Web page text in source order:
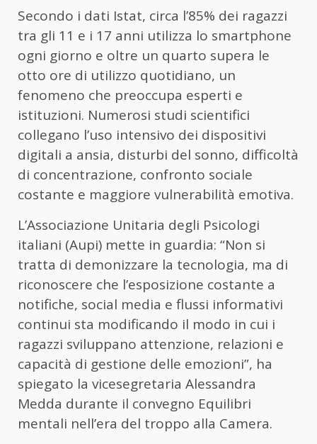
Secondo i dati Istat, circa l’85% dei ragazzi
tra gli 11 e i 17 anni utilizza lo smartphone
ogni giorno e oltre un quarto supera le
otto ore di utilizzo quotidiano, un
fenomeno che preoccupa esperti e
istituzioni. Numerosi studi scientifici
collegano l’uso intensivo dei dispositivi
digitali a ansia, disturbi del sonno, difficoltà
di concentrazione, confronto sociale
costante e maggiore vulnerabilità emotiva.
L’Associazione Unitaria degli Psicologi
italiani (Aupi) mette in guardia: “Non si
tratta di demonizzare la tecnologia, ma di
riconoscere che l’esposizione costante a
notifiche, social media e flussi informativi
continui sta modificando il modo in cui i
ragazzi sviluppano attenzione, relazioni e
capacità di gestione delle emozioni”, ha
spiegato la vicesegretaria Alessandra
Medda durante il convegno Equilibri
mentali nell’era del troppo alla Camera.